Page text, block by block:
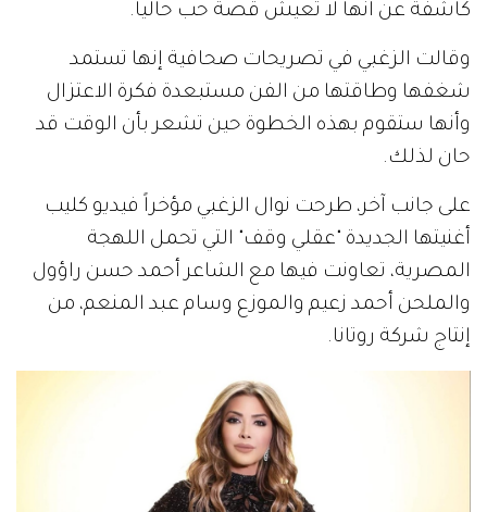
كاشفةً عن أنها لا تعيش قصة حب حالياً.
وقالت الزغبي في تصريحات صحافية إنها تستمد
شغفها وطاقتها من الفن مستبعدة فكرة الاعتزال
وأنها ستقوم بهذه الخطوة حين تشعر بأن الوقت قد
حان لذلك.
على جانب آخر، طرحت نوال الزغبي مؤخراً فيديو كليب
أغنيتها الجديدة "عقلي وقف" التي تحمل اللهجة
المصرية، تعاونت فيها مع الشاعر أحمد حسن راؤول
والملحن أحمد زعيم والموزع وسام عبد المنعم، من
إنتاج شركة روتانا.